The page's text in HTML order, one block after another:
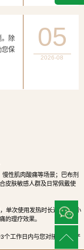
除
您保
05
2026-08
性肌肉酸痛等场景；巴布剂
皮肤敏感人群及日常佩戴使
单次使用发热时长达8至12小
的理疗效果。
个工作日内与您对接，提供产